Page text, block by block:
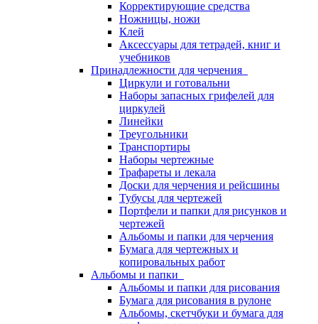
Корректирующие средства
Ножницы, ножи
Клей
Аксессуары для тетрадей, книг и
учебников
Принадлежности для черчения
Циркули и готовальни
Наборы запасных грифелей для
циркулей
Линейки
Треугольники
Транспортиры
Наборы чертежные
Трафареты и лекала
Доски для черчения и рейсшины
Тубусы для чертежей
Портфели и папки для рисунков и
чертежей
Альбомы и папки для черчения
Бумага для чертежных и
копировальных работ
Альбомы и папки
Альбомы и папки для рисования
Бумага для рисования в рулоне
Альбомы, скетчбуки и бумага для